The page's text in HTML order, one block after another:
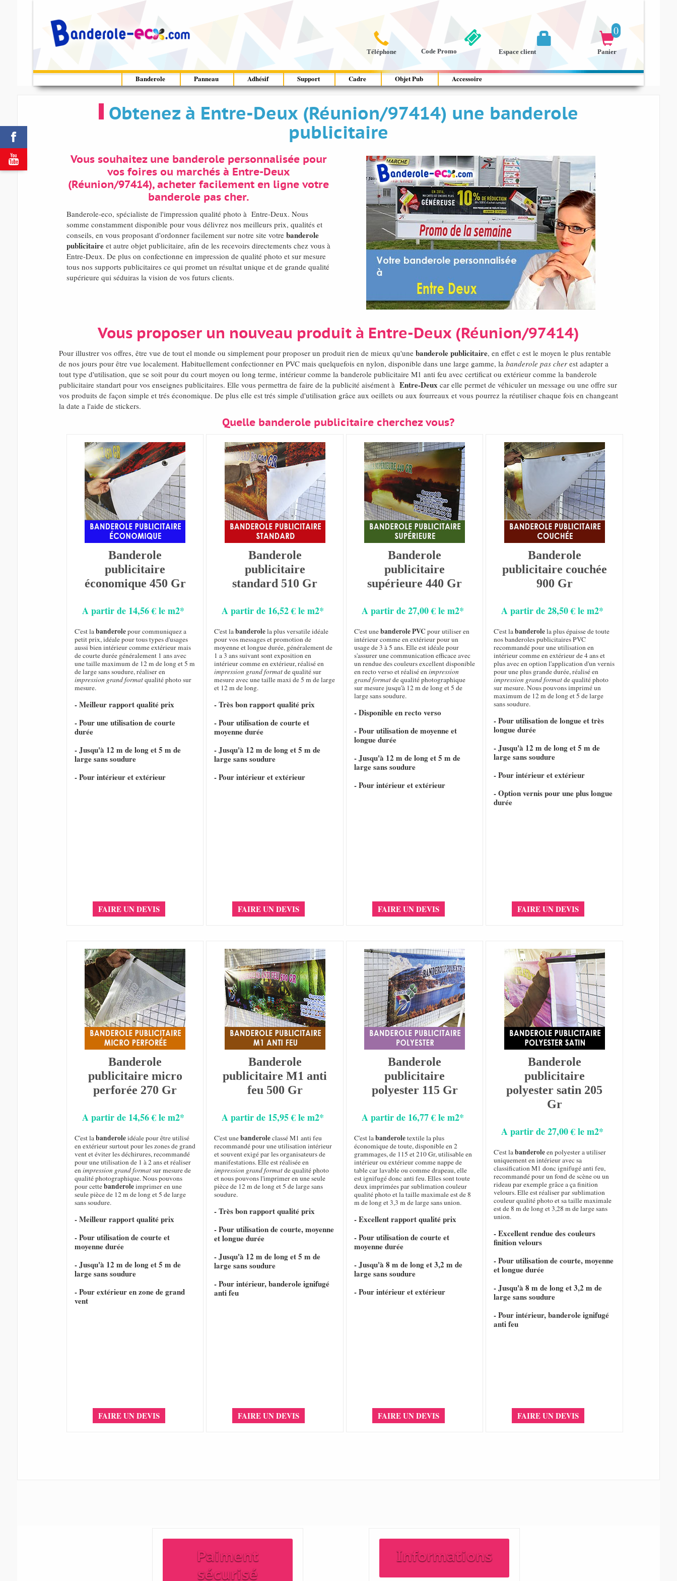



Téléphone
0

Panier

Espace client
Code Promo
Banderole Panneau Adhésif Support Cadre Objet Pub Accessoire
Obtenez à Entre-Deux (Réunion/97414) une banderole
publicitaire
Vous souhaitez une banderole personnalisée pour
vos foires ou marchés à Entre-Deux
(Réunion/97414), acheter facilement en ligne votre
banderole pas cher.
Banderole-eco, spécialiste de l'impression qualité photo à Entre-Deux. Nous
somme constamment disponible pour vous délivrez nos meilleurs prix, qualités et
conseils, en vous proposant d'ordonner facilement sur notre site votre banderole
publicitaireet autre objet publicitaire, afin de les recevoirs directements chez vous à
Entre-Deux. De plus on confectionne en impression de qualité photo et sur mesure
tous nos supports publicitaires ce qui promet un résultat unique et de grande qualité
supérieure qui séduiras la vision de vos futurs clients.
Vous proposer un nouveau produit à Entre-Deux (Réunion/97414)
Pour illustrer vos offres, être vue de tout el monde ou simplement pour proposer un produit rien de mieux qu'une banderole publicitaire, en effet c est le moyen le plus rentable
de nos jours pour être vue localement. Habituellement confectionner en PVC mais quelquefois en nylon, disponible dans une large gamme, la banderole pas cherest adapter a
tout type d'utilisation, que se soit pour du court moyen ou long terme, intérieur comme la banderole publicitaire M1 anti feu avec certificat ou extérieur comme la banderole
publicitaire standart pour vos enseignes publicitaires. Elle vous permettra de faire de la publicité aisément à Entre-Deux car elle permet de véhiculer un message ou une offre sur
vos produits de façon simple et trés économique. De plus elle est trés simple d'utilisation grâce aux oeillets ou aux fourreaux et vous pourrez la réutiliser chaque fois en changeant
la date a l'aide de stickers.
Quelle banderole publicitaire cherchez vous?
Banderole
publicitaire
économique 450 Gr
A partir de 14,56 € le m2*
C'est labanderolepour communiquez a
petit prix, idéale pour tous types d'usages
aussi bien intérieur comme extérieur mais
de courte durée généralement 1 ans avec
une taille maximum de 12 m de long et 5 m
de large sans soudure, réaliser en
impression grand formatqualité photo sur
mesure.
- Meilleur rapport qualité prix
- Pour une utilisation de courte
durée
- Jusqu'à 12 m de long et 5 m de
large sans soudure
- Pour intérieur et extérieur
FAIRE UN DEVIS
Banderole
publicitaire
standard 510 Gr
A partir de 16,52 € le m2*
C'est labanderolela plus versatile idéale
pour vos messages et promotion de
moyenne et longue durée, généralement de
1 a 3 ans suivant sont exposition en
intérieur comme en extérieur, réalisé en
impression grand formatde qualité sur
mesure avec une taille maxi de 5 m de large
et 12 m de long.
- Très bon rapport qualité prix
- Pour utilisation de courte et
moyenne durée
- Jusqu'à 12 m de long et 5 m de
large sans soudure
- Pour intérieur et extérieur
FAIRE UN DEVIS
Banderole
publicitaire
supérieure 440 Gr
A partir de 27,00 € le m2*
C'est unebanderole PVC pour utiliser en
intérieur comme en extérieur pour un
usage de 3 à 5 ans. Elle est idéale pour
s'assurer une communication efficace avec
un rendue des couleurs excellent disponible
en recto verso et réalisé enimpression
grand formatde qualité photographique
sur mesure jusqu'à 12 m de long et 5 de
large sans soudure.
- Disponible en recto verso
- Pour utilisation de moyenne et
longue durée
- Jusqu'à 12 m de long et 5 m de
large sans soudure
- Pour intérieur et extérieur
FAIRE UN DEVIS
Banderole
publicitaire couchée
900 Gr
A partir de 28,50 € le m2*
C'est labanderolela plus épaisse de toute
nos banderoles publicitaires PVC
recommandé pour une utilisation en
intérieur comme en extérieur de 4 ans et
plus avec en option l'application d'un vernis
pour une plus grande durée, réalisé en
impression grand formatde qualité photo
sur mesure. Nous pouvons imprimé un
maximum de 12 m de long et 5 de large
sans soudure.
- Pour utilisation de longue et très
longue durée
- Jusqu'à 12 m de long et 5 m de
large sans soudure
- Pour intérieur et extérieur
- Option vernis pour une plus longue
durée
FAIRE UN DEVIS
Banderole
publicitaire micro
perforée 270 Gr
A partir de 14,56 € le m2*
C'est labanderoleidéale pour être utilisé
en extérieur surtout pour les zones de grand
vent et éviter les déchirures, recommandé
pour une utilisation de 1 à 2 ans et réaliser
enimpression grand formatsur mesure de
qualité photographique. Nous pouvons
pour cettebanderoleimprimer en une
seule pièce de 12 m de long et 5 de large
sans soudure.
- Meilleur rapport qualité prix
- Pour utilisation de courte et
moyenne durée
- Jusqu'à 12 m de long et 5 m de
large sans soudure
- Pour extérieur en zone de grand
vent
FAIRE UN DEVIS
Banderole
publicitaire M1 anti
feu 500 Gr
A partir de 15,95 € le m2*
C'est unebanderoleclassé M1 anti feu
recommandé pour une utilisation intérieur
et souvent exigé par les organisateurs de
manifestations. Elle est réalisée en
impression grand formatde qualité photo
et nous pouvons l'imprimer en une seule
pièce de 12 m de long et 5 de large sans
soudure.
- Très bon rapport qualité prix
- Pour utilisation de courte, moyenne
et longue durée
- Jusqu'à 12 m de long et 5 m de
large sans soudure
- Pour intérieur, banderole ignifugé
anti feu
FAIRE UN DEVIS
Banderole
publicitaire
polyester 115 Gr
A partir de 16,77 € le m2*
C'est labanderoletextile la plus
économique de toute, disponible en 2
grammages, de 115 et 210 Gr, utilisable en
intérieur ou extérieur comme nappe de
table car lavable ou comme drapeau, elle
est ignifugé donc anti feu. Elles sont toute
deux imprimées par sublimation couleur
qualité photo et la taille maximale est de 8
m de long et 3,3 m de large sans union.
- Excellent rapport qualité prix
- Pour utilisation de courte et
moyenne durée
- Jusqu'à 8 m de long et 3,2 m de
large sans soudure
- Pour intérieur et extérieur
FAIRE UN DEVIS
Banderole
publicitaire
polyester satin 205
Gr
A partir de 27,00 € le m2*
C'est labanderoleen polyester a utiliser
uniquement en intérieur avec sa
classification M1 donc ignifugé anti feu,
recommandé pour un fond de scène ou un
rideau par exemple grâce a ça finition
velours. Elle est réaliser par sublimation
couleur qualité photo et sa taille maximale
est de 8 m de long et 3,28 m de large sans
union.
- Excellent rendue des couleurs
finition velours
- Pour utilisation de courte, moyenne
et longue durée
- Jusqu'à 8 m de long et 3,2 m de
large sans soudure
- Pour intérieur, banderole ignifugé
anti feu
FAIRE UN DEVIS
Paiment
sécurisé
Informations